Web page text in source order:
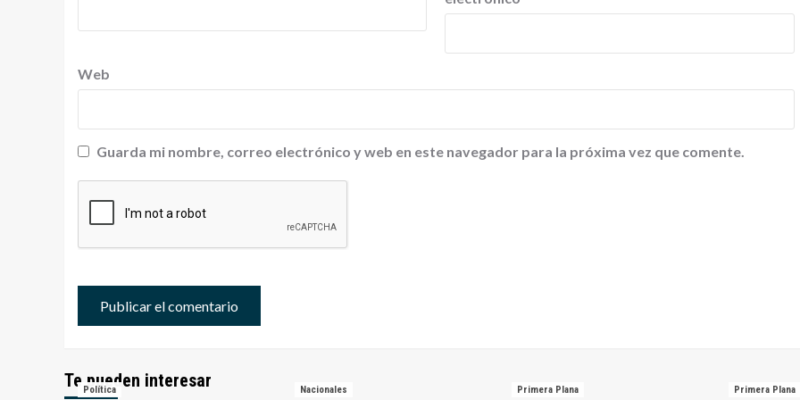
Web
Guarda mi nombre, correo electrónico y web en este navegador para la próxima vez que comente.
Te pueden interesar
Política Nacionales Primera Plana Primera Plana